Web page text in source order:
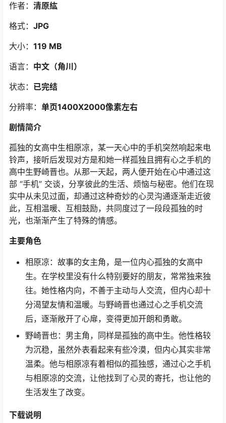
作者： 清原紘
格式： JPG
大小： 119 MB
语言： 中文 （角川 ）
状态： 已完结
分辨率： 单页1400X2000像素左右
剧情简介
孤独的女高中生相原凉，某一天心中的手机突然响起来电
铃声，接听后发现对方是和她一样孤独且拥有心之手机的
高中生野崎晋也。从那一天起，两人便开始在心中通过这
部 “手机” 交谈，分享彼此的生活、烦恼与秘密。他们在现
实中从未见过面，却通过这种奇妙的心灵沟通逐渐走近彼
此，互相温暖、互相鼓励，共同度过了一段段孤独的时
光，也渐渐产生了特殊的情感。
主要角色
相原凉：故事的女主角，是一位内心孤独的女高中
生。在学校里没有什么特别要好的朋友，常常独来独
往。她性格内向，不善于主动与人交流，但内心却十
分渴望友情和温暖。与野崎晋也通过心之手机交流
后，逐渐敞开了心扉，变得更加开朗和勇敢。
野崎晋也：男主角，同样是孤独的高中生。他性格较
为沉稳，虽然外表看起来有些冷漠，但内心其实非常
温柔。他与相原凉有着相似的孤独感，通过心之手机
与相原凉的交流，让他找到了心灵的寄托，也让他的
生活发生了改变。
下载说明